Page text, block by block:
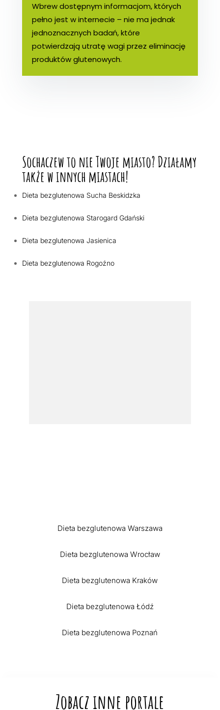
Wbrew dostępnym informacjom, których
pełno jest w internecie – nie ma jednak
jednoznacznych badań, które
potwierdzają utratę wagi przez eliminację
produktów glutenowych.
Sochaczew to nie Twoje miasto? Działamy
także w innych miastach!
Dieta bezglutenowa Sucha Beskidzka
Dieta bezglutenowa Starogard Gdański
Dieta bezglutenowa Jasienica
Dieta bezglutenowa Rogoźno
Dieta bezglutenowa Warszawa
Dieta bezglutenowa Wrocław
Dieta bezglutenowa Kraków
Dieta bezglutenowa Łódź
Dieta bezglutenowa Poznań
Zobacz inne portale